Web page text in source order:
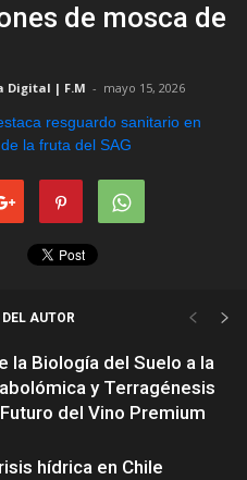
de mosca de
Digital | F.M - mayo 15, 2026
AUTOR
la Biología del Suelo a la
y Terragénesis
del Vino Premium
hídrica en Chile